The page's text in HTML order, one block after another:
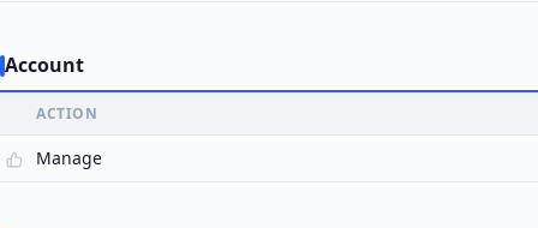
Account
ACTION
Manage